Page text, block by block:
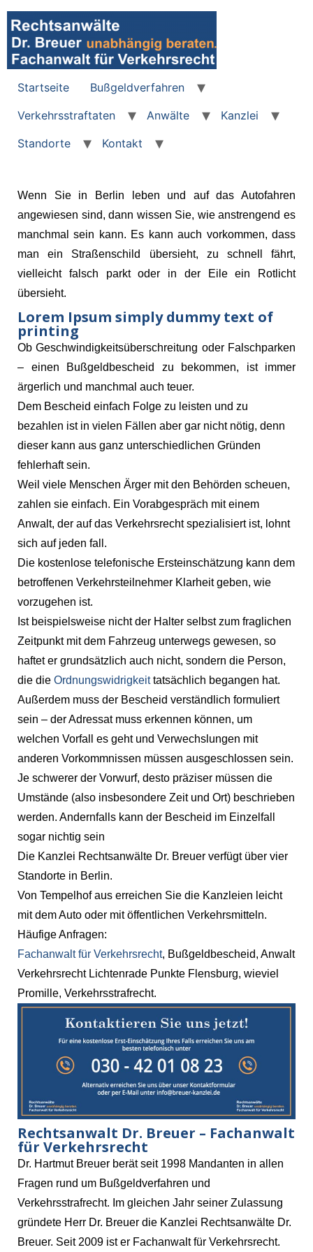
Startseite
Bußgeldverfahren
Verkehrsstraftaten
Anwälte
Kanzlei
Standorte
Kontakt
Wenn Sie in Berlin leben und auf das Autofahren
angewiesen sind, dann wissen Sie, wie anstrengend es
manchmal sein kann. Es kann auch vorkommen, dass
man ein Straßenschild übersieht, zu schnell fährt,
vielleicht falsch parkt oder in der Eile ein Rotlicht
übersieht.
Lorem Ipsum simply dummy text of
printing
Ob Geschwindigkeitsüberschreitung oder Falschparken
– einen Bußgeldbescheid zu bekommen, ist immer
ärgerlich und manchmal auch teuer.
Dem Bescheid einfach Folge zu leisten und zu
bezahlen ist in vielen Fällen aber gar nicht nötig, denn
dieser kann aus ganz unterschiedlichen Gründen
fehlerhaft sein.
Weil viele Menschen Ärger mit den Behörden scheuen,
zahlen sie einfach. Ein Vorabgespräch mit einem
Anwalt, der auf das Verkehrsrecht spezialisiert ist, lohnt
sich auf jeden fall.
Die kostenlose telefonische Ersteinschätzung kann dem
betroffenen Verkehrsteilnehmer Klarheit geben, wie
vorzugehen ist.
Ist beispielsweise nicht der Halter selbst zum fraglichen
Zeitpunkt mit dem Fahrzeug unterwegs gewesen, so
haftet er grundsätzlich auch nicht, sondern die Person,
die die Ordnungswidrigkeittatsächlich begangen hat.
Außerdem muss der Bescheid verständlich formuliert
sein – der Adressat muss erkennen können, um
welchen Vorfall es geht und Verwechslungen mit
anderen Vorkommnissen müssen ausgeschlossen sein.
Je schwerer der Vorwurf, desto präziser müssen die
Umstände (also insbesondere Zeit und Ort) beschrieben
werden. Andernfalls kann der Bescheid im Einzelfall
sogar nichtig sein
Die Kanzlei Rechtsanwälte Dr. Breuer verfügt über vier
Standorte in Berlin.
Von Tempelhof aus erreichen Sie die Kanzleien leicht
mit dem Auto oder mit öffentlichen Verkehrsmitteln.
Häufige Anfragen:
Fachanwalt für Verkehrsrecht, Bußgeldbescheid, Anwalt
Verkehrsrecht Lichtenrade Punkte Flensburg, wieviel
Promille, Verkehrsstrafrecht.
Rechtsanwalt Dr. Breuer – Fachanwalt
für Verkehrsrecht
Dr. Hartmut Breuer berät seit 1998 Mandanten in allen
Fragen rund um Bußgeldverfahren und
Verkehrsstrafrecht. Im gleichen Jahr seiner Zulassung
gründete Herr Dr. Breuer die Kanzlei Rechtsanwälte Dr.
Breuer. Seit 2009 ist er Fachanwalt für Verkehrsrecht.